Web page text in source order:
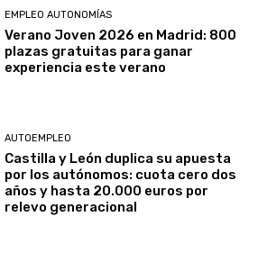
EMPLEO AUTONOMÍAS
Verano Joven 2026 en Madrid: 800
plazas gratuitas para ganar
experiencia este verano
AUTOEMPLEO
Castilla y León duplica su apuesta
por los autónomos: cuota cero dos
años y hasta 20.000 euros por
relevo generacional